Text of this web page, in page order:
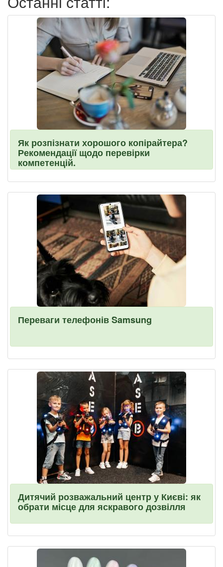
Як розпізнати хорошого копірайтера?
Рекомендації щодо перевірки
компетенцій.
Переваги телефонів Samsung
Дитячий розважальний центр у Києві: як
обрати місце для яскравого дозвілля